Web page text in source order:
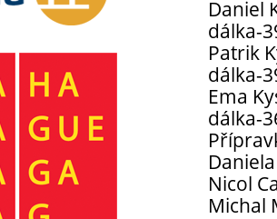
Daniel
dálka-
Patrik
dálka-
Ema
dálka-
Nicol
Michal